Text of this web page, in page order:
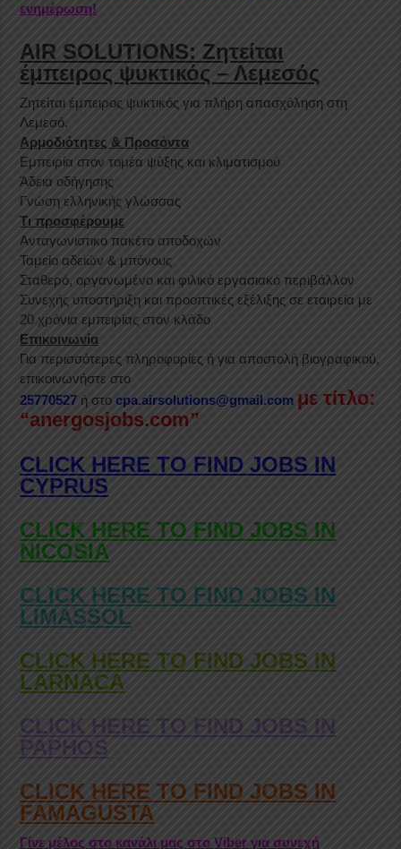
ενημέρωση!
AIR SOLUTIONS: Ζητείται
έμπειρος ψυκτικός – Λεμεσός
Ζητείται έμπειρος ψυκτικός για πλήρη απασχόληση στη
Λεμεσό.
Αρμοδιότητες & Προσόντα
Εμπειρία στον τομέα ψύξης και κλιματισμού
Άδεια οδήγησης
Γνώση ελληνικής γλώσσας
Τι προσφέρουμε
Ανταγωνιστικο πακέτο αποδοχών
Ταμείο αδειών & μπόνους
Σταθερό, οργανωμένο και φιλικό εργασιακό περιβάλλον
Συνεχής υποστήριξη και προοπτικές εξέλιξης σε εταιρεία με
20 χρόνια εμπειρίας στον κλάδο
Επικοινωνία
Για περισσότερες πληροφορίες ή για αποστολή βιογραφικού,
επικοινωνήστε στο
25770527 ή στοcpa.airsolutions@gmail.com με τίτλο:
“anergosjobs.com”
CLICK HERE TO FIND JOBS IN
CYPRUS
CLICK HERE TO FIND JOBS IN
NICOSIA
CLICK HERE TO FIND JOBS IN
LIMASSOL
CLICK HERE TO FIND JOBS IN
LARNACA
CLICK HERE TO FIND JOBS IN
PAPHOS
CLICK HERE TO FIND JOBS IN
FAMAGUSTA
Γίνε μέλος στο κανάλι μας στο Viber για συνεχή